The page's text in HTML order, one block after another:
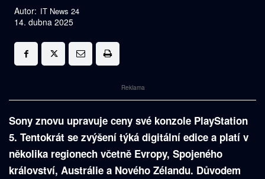
Autor: IT News 24
14. dubna 2025
Reklama
Sony znovu upravuje ceny své konzole PlayStation
5. Tentokrát se zvýšení týká digitální edice a platí v
několika regionech včetně Evropy, Spojeného
království, Austrálie a Nového Zélandu. Důvodem